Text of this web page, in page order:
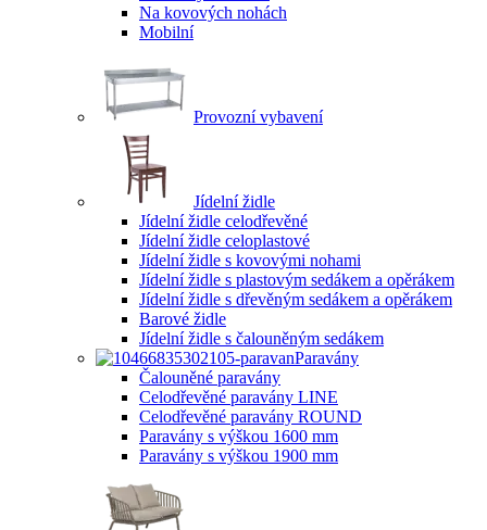
Na kovových nohách
Mobilní
Provozní vybavení
Jídelní židle
Jídelní židle celodřevěné
Jídelní židle celoplastové
Jídelní židle s kovovými nohami
Jídelní židle s plastovým sedákem a opěrákem
Jídelní židle s dřevěným sedákem a opěrákem
Barové židle
Jídelní židle s čalouněným sedákem
Paravány
Čalouněné paravány
Celodřevěné paravány LINE
Celodřevěné paravány ROUND
Paravány s výškou 1600 mm
Paravány s výškou 1900 mm